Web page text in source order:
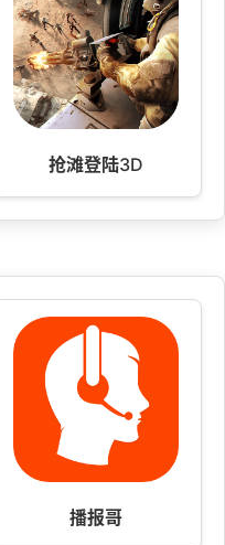
抢滩登陆3D
播报哥